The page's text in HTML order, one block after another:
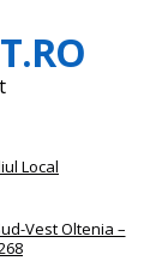
Local
Vest Oltenia –